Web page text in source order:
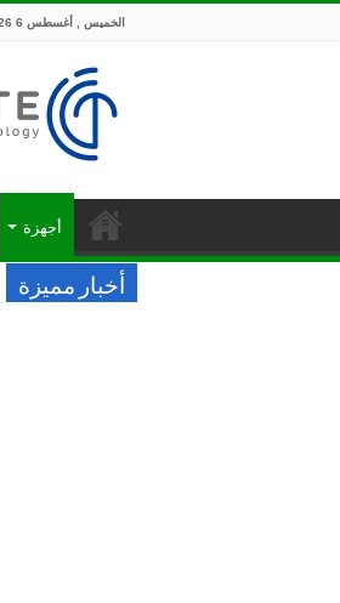
الخميس , أغسطس 6 2026
أجهزة
أخبار مميزة